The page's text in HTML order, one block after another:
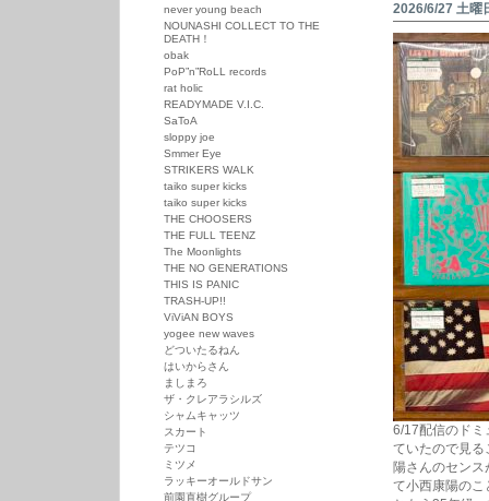
2026/6/27 土曜
6/17配信のドミ
ていたので見る
陽さんのセン
て小西康陽のこ
never young beach
NOUNASHI COLLECT TO THE
DEATH！
obak
PoP”n”RoLL records
rat holic
READYMADE V.I.C.
SaToA
sloppy joe
Smmer Eye
STRIKERS WALK
taiko super kicks
taiko super kicks
THE CHOOSERS
THE FULL TEENZ
The Moonlights
THE NO GENERATIONS
THIS IS PANIC
TRASH-UP!!
ViViAN BOYS
yogee new waves
どついたるねん
はいからさん
ましまろ
ザ・クレアラシルズ
シャムキャッツ
スカート
テツコ
ミツメ
ラッキーオールドサン
前園直樹グループ